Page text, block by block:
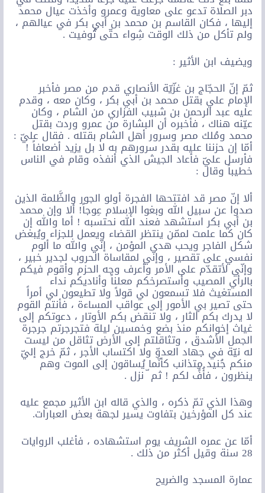
دبر الصلاة تدعو على معاوية وعمرو وأخذت عيال محمد
إليها ، فكان القاسم بن محمد بن أبي بكر في عيالهم ،
ولم تأكل من ذلك الوقت شِواء حتّى تُوفيت .
ويضيف ابن الأثير :
ثمّ إنّ الحجّاج بن غزّيّة الأنصاري قدم من مصر فأخبر
الإمام علي بقتل محمد بن أبي بكر ، وكان معه ، وقدم
عليه عبد الرحمن بن شبيب الفزاري من الشام ، وكان
عيّنه هناك ، فأخبره أن البشارة من عمرو وردت بقتل
محمد ومُلك مصر وسرور أهل الشام بقتله . فقال عليّ :
أمّا إن حزننا عليه بقدر سرورهم به لا بل يزيد أضعافاً !
فأرسل عليّ فأعاد الجيش الذي أنفذه وقام في الناس
خطيباً وقال :
ألا إنّ مصر قد افتتحها الفجرة أولو الجور والظَّلمة الذين
صدوا عن سبيل الله وبغوا الإسلام عِوجاً! ألا وإن محمد
بن أبي بكر استشهد فعند الله نحتسبه ! أما والله إن
كان كما علمت لممّن ينتظر القضاء ويعمل للجزاء ويُبغض
شكل الفاجر ويحب هدى المؤمن ، إنّي والله ما ألوم
نفسي على تقصير ، وإنّي لمقاساة الحروب لجدير خبير ،
وإنّي لأتقدّم على الأمر وأعرف وجه الحزم وأقوم فيكم
بالرأي المصيب وأستصرخكم معلناً وأناديكم نداء
المستغيث فلا تسمعون لي قولاً ولا تطيعون لي أمراً
حتى تصير بي الأمور إلى عواقب المساءة ، فأنتم القوم
لا يدرك بكم الثار ، ولا تنقض بكم الأوتار ، دعوتكم إلى
غياث إخوانكم منذ بضع وخمسين ليلة فتجرجرتم جرجرة
الجمل الأشدق ، وتثاقلتم إلى الأرض تثاقل من ليست
له نيّة في جهاد العدوّ ولا اكتساب الأجر ، ثمّ خرج إليّ
منكم جُنيد متذانب كأنّما يُساقون إلى الموت وهم
ينظرون ، فأُفٍّ لكم ! ثم ّ نزل .
وهذا الذي تمّ ذكره ، والذي قاله ابن الأثير مجمع عليه
عند كل المؤرخين بتفاوت يسير لجهة بعض العبارات.
أمّا عن عمره الشريف يوم استشهاده ، فأغلب الروايات
28 سنة وقيل أكثر من ذلك .
عمارة المسجد والضريح